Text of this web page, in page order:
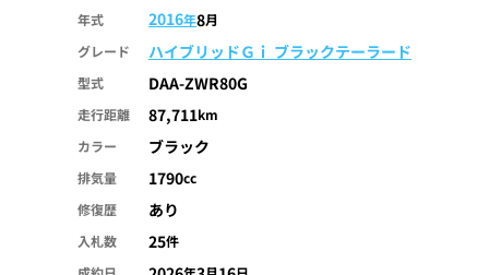
年式 2016年8月
グレード
ハイブリッドＧｉ ブラックテーラード
型式 DAA-ZWR80G
走行距離 87,711km
カラー
ブラック
排気量 1790cc
修復歴
あり
入札数 25件